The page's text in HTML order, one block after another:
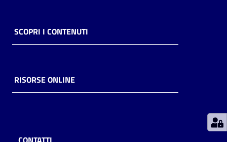
Casa
Piani
storico
SCOPRI I CONTENUTI
RISORSE ONLINE